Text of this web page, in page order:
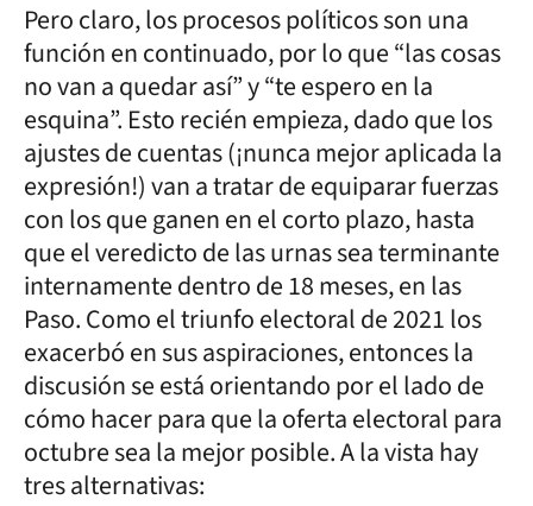
Pero claro, los procesos políticos son una
función en continuado, por lo que “las cosas
no van a quedar así” y “te espero en la
esquina”. Esto recién empieza, dado que los
ajustes de cuentas (¡nunca mejor aplicada la
expresión!) van a tratar de equiparar fuerzas
con los que ganen en el corto plazo, hasta
que el veredicto de las urnas sea terminante
internamente dentro de 18 meses, en las
Paso. Como el triunfo electoral de 2021 los
exacerbó en sus aspiraciones, entonces la
discusión se está orientando por el lado de
cómo hacer para que la oferta electoral para
octubre sea la mejor posible. A la vista hay
tres alternativas: